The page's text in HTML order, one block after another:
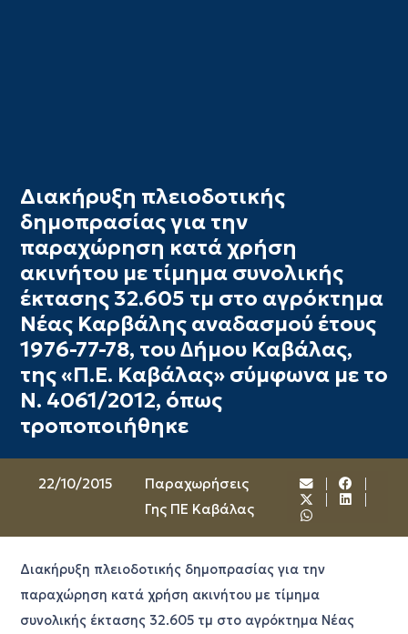
Διακήρυξη πλειοδοτικής
δημοπρασίας για την
παραχώρηση κατά χρήση
ακινήτου με τίμημα συνολικής
έκτασης 32.605 τμ στο αγρόκτημα
Νέας Καρβάλης αναδασμού έτους
1976-77-78, του ∆ήμου Καβάλας,
της «Π.Ε. Καβάλας» σύμφωνα με το
Ν. 4061/2012, όπως
τροποποιήθηκε
22/10/2015
Παραχωρήσεις
Γης ΠΕ Καβάλας
Διακήρυξη πλειοδοτικής δημοπρασίας για την
παραχώρηση κατά χρήση ακινήτου με τίμημα
συνολικής έκτασης 32.605 τμ στο αγρόκτημα Νέας